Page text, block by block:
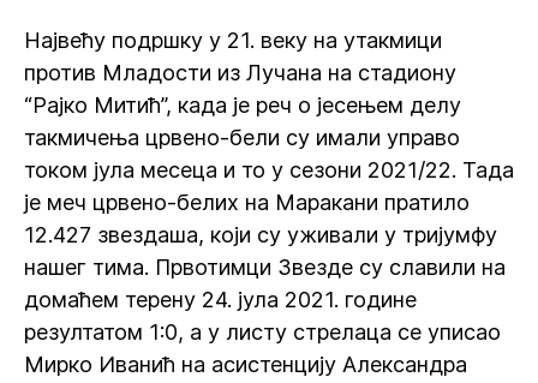
Највећу подршку у 21. веку на утакмици
против Младости из Лучана на стадиону
“Рајко Митић”, када је реч о јесењем делу
такмичења црвено-бели су имали управо
током јула месеца и то у сезони 2021/22. Тада
је меч црвено-белих на Маракани пратило
12.427 звездаша, који су уживали у тријумфу
нашег тима. Првотимци Звезде су славили на
домаћем терену 24. јула 2021. године
резултатом 1:0, а у листу стрелаца се уписао
Мирко Иванић на асистенцију Александра